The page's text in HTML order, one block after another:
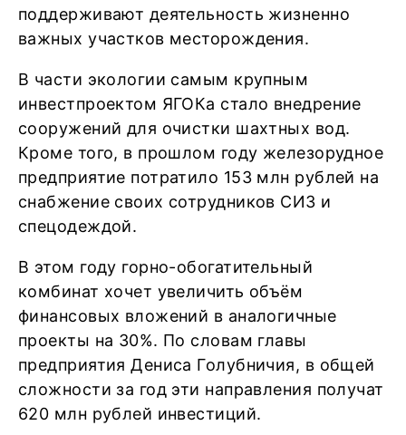
поддерживают деятельность жизненно
важных участков месторождения.
В части экологии самым крупным
инвестпроектом ЯГОКа стало внедрение
сооружений для очистки шахтных вод.
Кроме того, в прошлом году железорудное
предприятие потратило 153 млн рублей на
снабжение своих сотрудников СИЗ и
спецодеждой.
В этом году горно-обогатительный
комбинат хочет увеличить объём
финансовых вложений в аналогичные
проекты на 30%. По словам главы
предприятия Дениса Голубничия, в общей
сложности за год эти направления получат
620 млн рублей инвестиций.